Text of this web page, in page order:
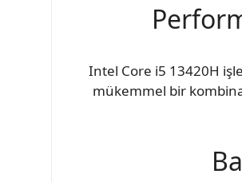
Intel Core i5 13420H
mükemmel bir